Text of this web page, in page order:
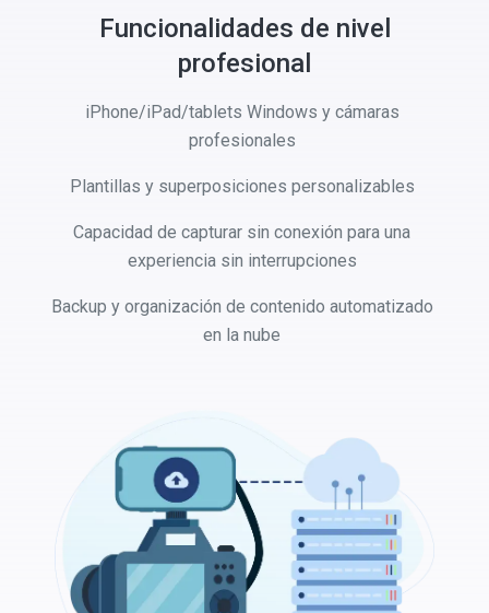
Funcionalidades de nivel
profesional
iPhone/iPad/tablets Windows y cámaras
profesionales
Plantillas y superposiciones personalizables
Capacidad de capturar sin conexión para una
experiencia sin interrupciones
Backup y organización de contenido automatizado
en la nube